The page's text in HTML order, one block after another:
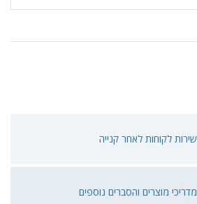
שירות לקוחות לאחר קנייה
מדריכי מוצרים והסברים נוספים